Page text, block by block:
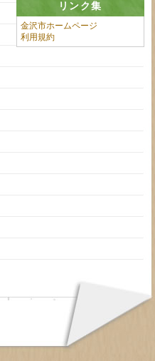
リンク集
金沢市ホームページ
利用規約